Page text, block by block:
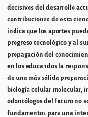
decisivos del desarrollo
contribuciones de esta
indica que los aportes
progreso tecnológico y al
propagación del
en los educandos la
de una más sólida
biología celular molecular,
odontólogos del futuro no
fundamentos para una